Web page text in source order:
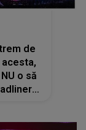
de
o să